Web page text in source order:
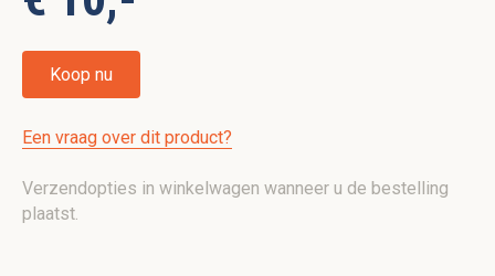
Koop nu
Een vraag over dit product?
Verzendopties in winkelwagen wanneer u de bestelling
plaatst.